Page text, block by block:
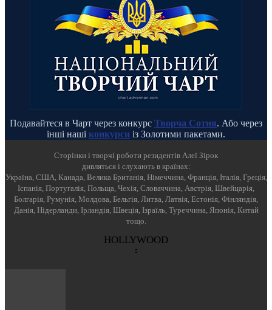
Подавайтеся в Чарт через конкурс Творча Сотня. Або через
інші наші конкурси із Золотими пакетами.
Cторінки і творчі роботи резидентів Алеї Зірок
дивляться і слухають в країнах:
Україна, США, Канада, Велика Британія, Німеччина, Франція, Італія, Греція,
Іспанія, Португалія, Польща, Чехія, Словаччина, Австрія, Швейцарія,
Болгарія, Румунія, Молдова, Бельгія, Литва, Латвія, Естонія, Фінляндія,
Данія, Нідерланди, Ірландія, Швеція, Ізраїль, Туреччина, Японія, Китай
тощо.
HOLLYWOOD